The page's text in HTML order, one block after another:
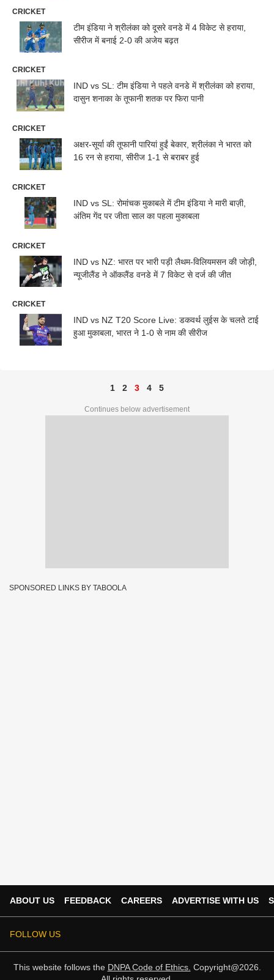
CRICKET
टीम इंडिया ने श्रीलंका को दूसरे वनडे में 4 विकेट से हराया,
सीरीज में बनाई 2-0 की अजेय बढ़त
CRICKET
IND vs SL: टीम इंडिया ने पहले वनडे में श्रीलंका को हराया,
दासुन शनाका के तूफानी शतक पर फिरा पानी
CRICKET
अक्षर-सूर्या की तूफानी पारियां हुईं बेकार, श्रीलंका ने भारत को
16 रन से हराया, सीरीज 1-1 से बराबर हुई
CRICKET
IND vs SL: रोमांचक मुकाबले में टीम इंडिया ने मारी बाज़ी,
अंतिम गेंद पर जीता साल का पहला मुकाबला
CRICKET
IND vs NZ: भारत पर भारी पड़ी लैथम-विलियमसन की जोड़ी,
न्यूजीलैंड ने ऑकलैंड वनडे में 7 विकेट से दर्ज की जीत
CRICKET
IND vs NZ T20 Score Live: डकवर्थ लुईस के चलते टाई
हुआ मुकाबला, भारत ने 1-0 से नाम की सीरीज
1 2 3 4 5
Continues below advertisement
SPONSORED LINKS BY TABOOLA
ABOUT US FEEDBACK CAREERS ADVERTISE WITH US
FOLLOW US
This website follows the DNPA Code of Ethics. Copyright@2026.